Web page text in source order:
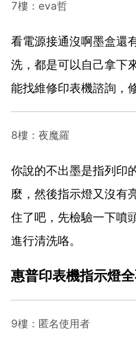
7樓：eva哲
看電源接通沒啊墨盒還
洗，都是可以自己拿下
能找維修印表機諮詢，
8樓：夜魔羅
你說的不出墨是指列印
麼，然後指示燈又沒有
住了吧，先檢驗一下噴
進行清洗咯。
惠普印表機指示燈
9樓：匿名使用者